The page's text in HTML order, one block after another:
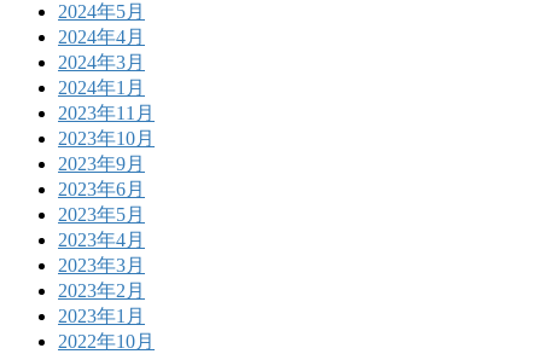
2024年5月
2024年4月
2024年3月
2024年1月
2023年11月
2023年10月
2023年9月
2023年6月
2023年5月
2023年4月
2023年3月
2023年2月
2023年1月
2022年10月